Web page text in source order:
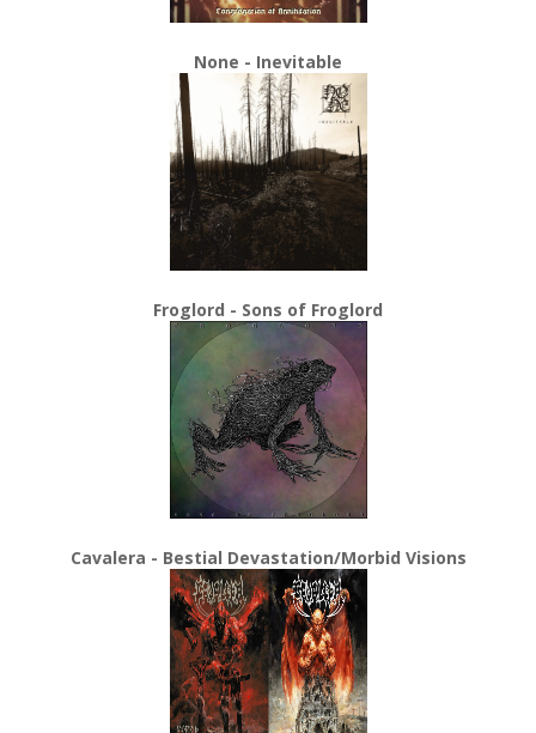
None - Inevitable
Froglord - Sons of Froglord
Cavalera - Bestial Devastation/Morbid Visions